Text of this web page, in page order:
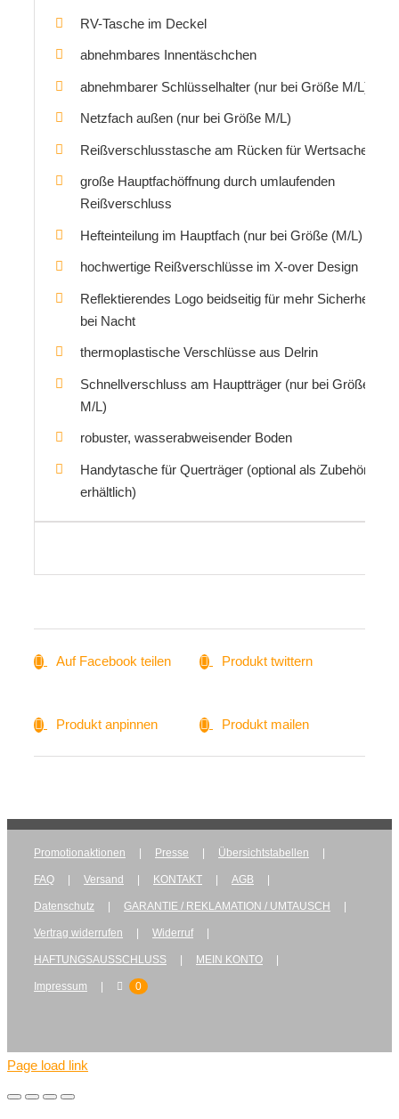
RV-Tasche im Deckel
abnehmbares Innentäschchen
abnehmbarer Schlüsselhalter (nur bei Größe M/L)
Netzfach außen (nur bei Größe M/L)
Reißverschlusstasche am Rücken für Wertsachen
große Hauptfachöffnung durch umlaufenden
Reißverschluss
Hefteinteilung im Hauptfach (nur bei Größe (M/L)
hochwertige Reißverschlüsse im X-over Design
Reflektierendes Logo beidseitig für mehr Sicherheit
bei Nacht
thermoplastische Verschlüsse aus Delrin
Schnellverschluss am Hauptträger (nur bei Größe
M/L)
robuster, wasserabweisender Boden
Handytasche für Querträger (optional als Zubehör
erhältlich)
Auf Facebook teilen Produkt twittern
Produkt anpinnen Produkt mailen
Promotionaktionen Presse Übersichtstabellen
FAQ Versand KONTAKT AGB
Datenschutz GARANTIE / REKLAMATION / UMTAUSCH
Vertrag widerrufen Widerruf
HAFTUNGSAUSSCHLUSS MEIN KONTO
Impressum 0
Page load link